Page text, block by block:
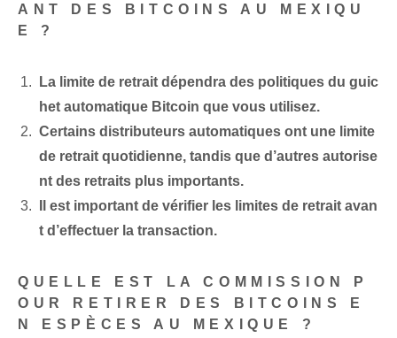
ANT DES BITCOINS AU MEXIQU
E ?
La limite de retrait dépendra des politiques du guic
het automatique Bitcoin que vous utilisez.
Certains distributeurs automatiques ont une limite
de retrait quotidienne, tandis que d’autres autorise
nt des retraits plus importants.
Il est important de vérifier les limites de retrait avan
t d’effectuer la transaction.
QUELLE EST LA COMMISSION P
OUR RETIRER DES BITCOINS E
N ESPÈCES AU MEXIQUE ?